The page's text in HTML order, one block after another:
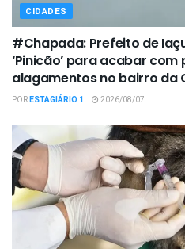
CIDADES
#Chapada: Prefeito de
‘Pinicão’ para acabar
alagamentos no bairro da
PORESTAGIÁRIO 1 2026/08/07